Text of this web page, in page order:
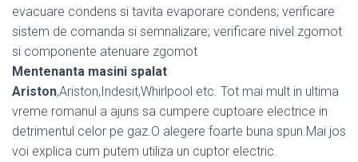
evacuare condens si tavita evaporare condens; verificare
sistem de comanda si semnalizare; verificare nivel zgomot
si componente atenuare zgomot
Mentenanta masini spalat
Ariston,Ariston,Indesit,Whirlpool etc. Tot mai mult in ultima
vreme romanul a ajuns sa cumpere cuptoare electrice in
detrimentul celor pe gaz.O alegere foarte buna spun.Mai jos
voi explica cum putem utiliza un cuptor electric.